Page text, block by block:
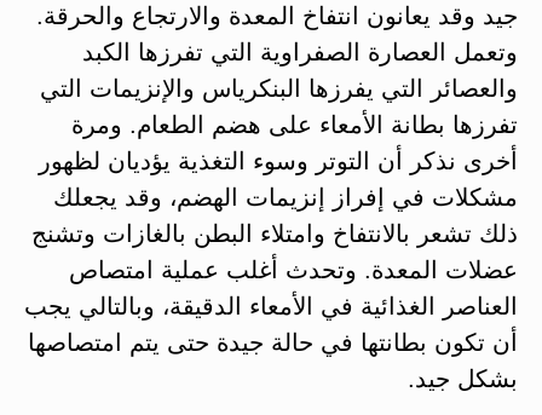
جيد وقد يعانون انتفاخ المعدة والارتجاع والحرقة.
وتعمل العصارة الصفراوية التي تفرزها الكبد
والعصائر التي يفرزها البنكرياس والإنزيمات التي
تفرزها بطانة الأمعاء على هضم الطعام. ومرة
أخرى نذكر أن التوتر وسوء التغذية يؤديان لظهور
مشكلات في إفراز إنزيمات الهضم، وقد يجعلك
ذلك تشعر بالانتفاخ وامتلاء البطن بالغازات وتشنج
عضلات المعدة. وتحدث أغلب عملية امتصاص
العناصر الغذائية في الأمعاء الدقيقة، وبالتالي يجب
أن تكون بطانتها في حالة جيدة حتى يتم امتصاصها
بشكل جيد.